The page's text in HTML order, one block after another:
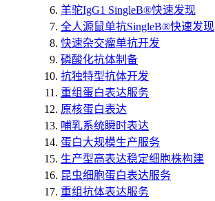
羊驼IgG1 SingleB®快速发现
全人源鼠单抗SingleB®快速发现
快速杂交瘤单抗开发
磷酸化抗体制备
抗独特型抗体开发
重组蛋白表达服务
原核蛋白表达
哺乳系统瞬时表达
蛋白大规模生产服务
生产型高表达稳定细胞株构建
昆虫细胞蛋白表达服务
重组抗体表达服务